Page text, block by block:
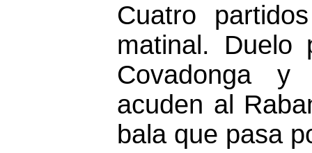
Cuatro
matinal. Duelo
Covadonga y
acuden al
bala que pasa